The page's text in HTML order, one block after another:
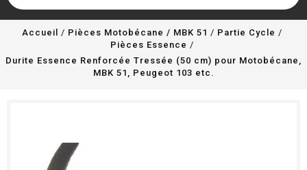
Accueil Pièces Motobécane / MBK 51
Partie Cycle
Pièces Essence
Durite Essence Renforcée Tressée (50 cm) pour Motobécane,
MBK 51, Peugeot 103 etc.